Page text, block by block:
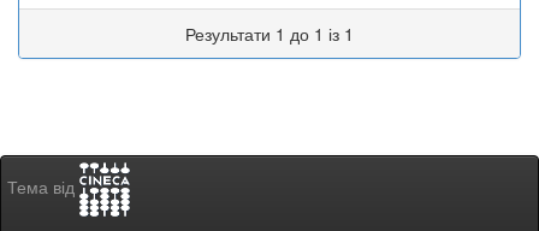
Результати 1 до 1 із 1
Тема від